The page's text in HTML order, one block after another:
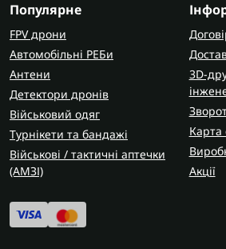
сопло;
об’єм бачка;
продуктивність;
густину матеріалу;
зручність у руці.
У цій категорії зараз є моделі на
бачками 700–800 мл. Цього вже
зрозуміти різницю між
обсяг роботи.
Популярне
FPV дрони
Автомобільні РЕБи
Антени
Детектори дронів
Військовий одяг
Турнікети та бандажі
Військові / тактичні аптечки
(AMЗІ)
3D-
Карта
Акції